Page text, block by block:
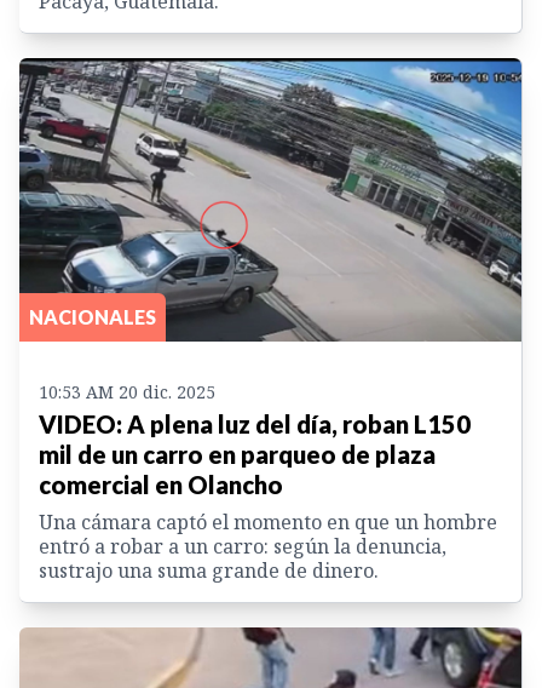
NACIONALES
10:53 AM 20 dic. 2025
VIDEO: A plena luz del día, roban L150
mil de un carro en parqueo de plaza
comercial en Olancho
Una cámara captó el momento en que un hombre
entró a robar a un carro: según la denuncia,
sustrajo una suma grande de dinero.